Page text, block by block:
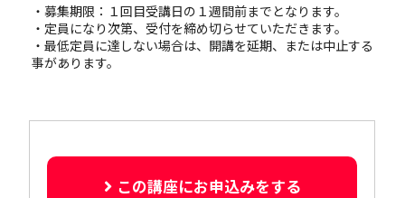
・募集期限：１回目受講日の１週間前までとなります。
・定員になり次第、受付を締め切らせていただきます。
・最低定員に達しない場合は、開講を延期、または中止する
事があります。
この講座にお申込みをする